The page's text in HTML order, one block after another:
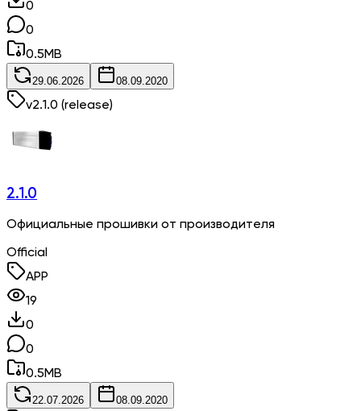
0
0
0.5MB
29.06.2026 08.09.2020
v2.1.0 (release)
2.1.0
Официальные прошивки от производителя
Official
APP
19
0
0
0.5MB
22.07.2026 08.09.2020